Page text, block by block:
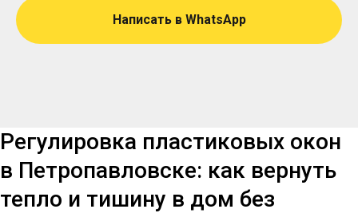
Написать в WhatsApp
Регулировка пластиковых окон
в Петропавловске: как вернуть
тепло и тишину в дом без